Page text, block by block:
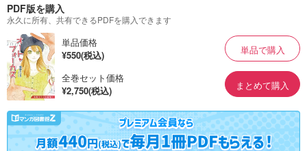
PDF版を購入
永久に所有、共有できるPDFを購入できます
単品価格
¥550(税込)
単品で購入
全巻セット価格
¥2,750(税込)
まとめて購入